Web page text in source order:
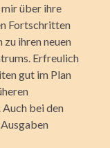
über ihre
Fortschritten
zu ihren neuen
Erfreulich
gut im Plan
bei den